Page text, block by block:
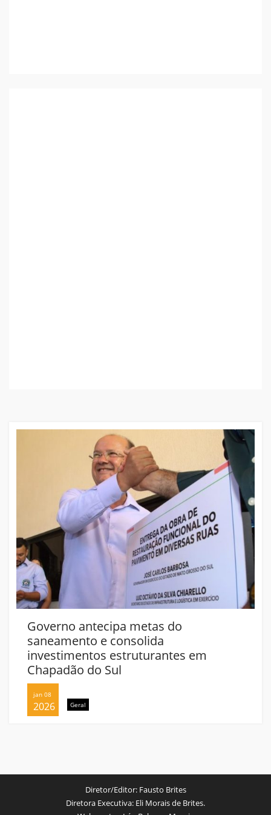
Governo antecipa metas do
saneamento e consolida
investimentos estruturantes em
Chapadão do Sul
jan 08
2026 Geral
Diretor/Editor:Fausto Brites
Diretora Executiva: Eli Morais de Brites.